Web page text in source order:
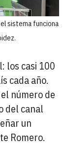
sistema funciona
los casi 100
cada año.
número de
del canal
un
Romero.